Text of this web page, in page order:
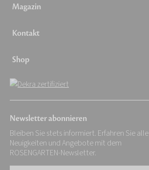
Magazin
Kontakt
Shop
Newsletter abonnieren
Bleiben Sie stets informiert. Erfahren Sie alle
Neuigkeiten und Angebote mit dem
ROSENGARTEN-Newsletter.